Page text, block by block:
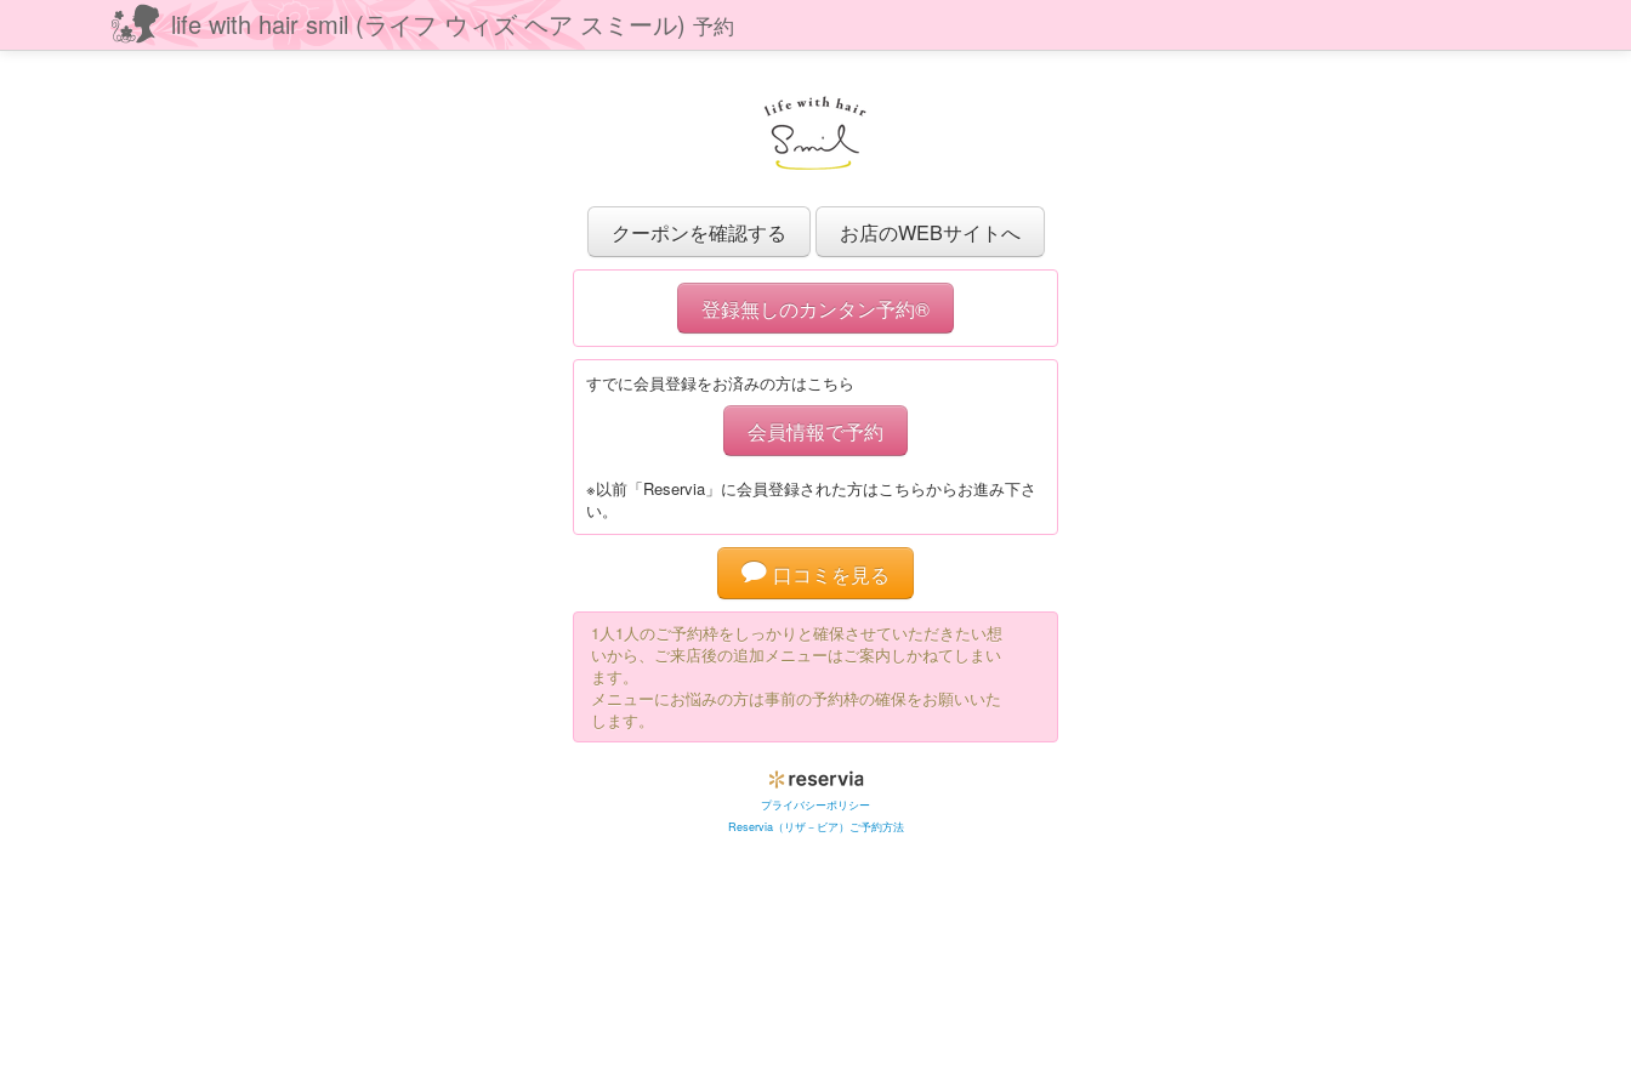
life with hair smil (ライフ ウィズ ヘア スミール) 予約
クーポンを確認する お店のWEBサイトへ
登録無しのカンタン予約®
すでに会員登録をお済みの方はこちら
会員情報で予約
※以前「Reservia」に会員登録された方はこちらからお進み下さ
い。
口コミを見る
1人1人のご予約枠をしっかりと確保させていただきたい想
いから、ご来店後の追加メニューはご案内しかねてしまい
ます。
メニューにお悩みの方は事前の予約枠の確保をお願いいた
します。
プライバシーポリシー
Reservia（リザ－ビア）ご予約方法